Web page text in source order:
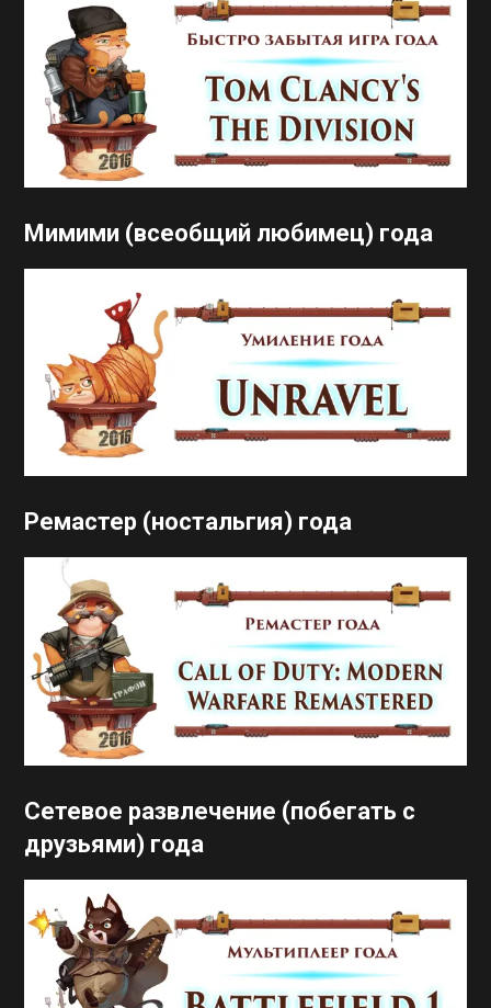
Мимими (всеобщий любимец) года
Ремастер (ностальгия) года
Сетевое развлечение (побегать с
друзьями) года